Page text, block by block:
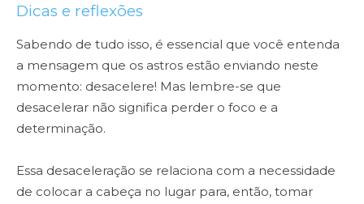
Dicas e reflexões
Sabendo de tudo isso, é essencial que você entenda
a mensagem que os astros estão enviando neste
momento: desacelere! Mas lembre-se que
desacelerar não significa perder o foco e a
determinação.
Essa desaceleração se relaciona com a necessidade
de colocar a cabeça no lugar para, então, tomar